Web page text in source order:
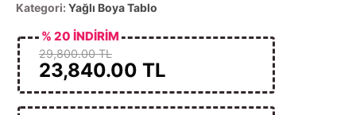
Kategori: Yağlı Boya Tablo
29,800.00 TL
23,840.00 TL
% 20 İNDİRİM